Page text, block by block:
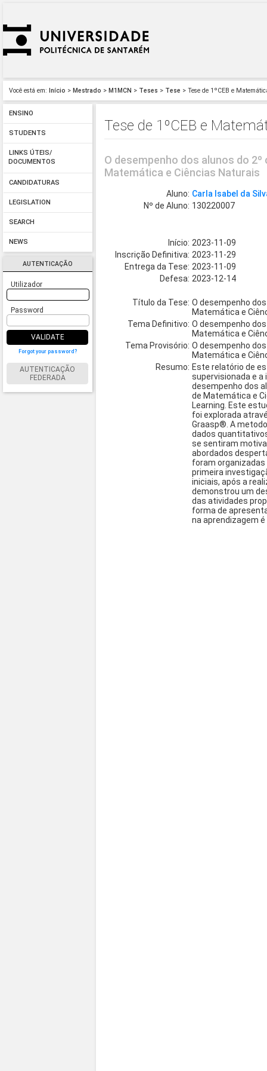
Você está em: Início > Mestrado > M1MCN > Teses > Tese > Tese de 1ºCEB e
ENSINO
STUDENTS
LINKS ÚTEIS/
DOCUMENTOS
CANDIDATURAS
LEGISLATION
SEARCH
NEWS
AUTENTICAÇÃO
Utilizador
Password
VALIDATE
Forgot your password?
AUTENTICAÇÃO
FEDERADA
Tese de 1ºCEB e
O desempenho dos alunos do
Matemática e Ciências Naturais
Aluno: Carla Isabel da
Nº de Aluno: 130220007
Início: 2023-11-09
Inscrição Definitiva: 2023-11-29
Entrega da Tese: 2023-11-09
Defesa: 2023-12-14
Título da Tese: O desempenho
Matemática e
Tema Definitivo: O desempenho
Matemática e
Tema Provisório: O desempenho
Matemática e
Resumo: Este relatório de
supervisionada e
desempenho dos
de Matemática e
Learning. Este
foi explorada
Graasp®. A
dados
se sentiram
abordados
foram organizadas
primeira
iniciais, após a
demonstrou um
das atividades
forma de
na aprendizagem é